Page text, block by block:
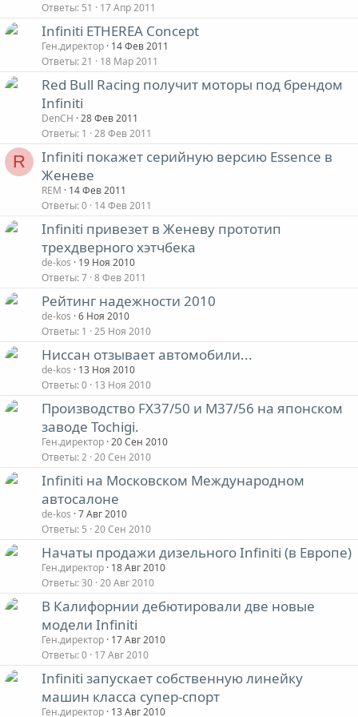
Ответы 51 17 Апр 2011
Infiniti ETHEREA Concept
Ген.директор 14 Фев 2011
Ответы 21 18 Мар 2011
Red Bull Racing получит моторы под брендом
Infiniti
DenCH 28 Фев 2011
Ответы 1 28 Фев 2011
R
Infiniti покажет серийную версию Essence в
Женеве
REM
14 Фев 2011
Ответы 0 14 Фев 2011
Infiniti привезет в Женеву прототип
трехдверного хэтчбека
de-kos
19 Ноя 2010
Ответы 7 8 Фев 2011
Рейтинг надежности 2010
de-kos 6 Ноя 2010
Ответы 1 25 Ноя 2010
Ниссан отзывает автомобили...
de-kos
13 Ноя 2010
Ответы 0 13 Ноя 2010
Производство FX37/50 и M37/56 на японском
заводе Tochigi.
Ген.директор 20 Сен 2010
Ответы 2 20 Сен 2010
Infiniti на Московском Международном
автосалоне
de-kos 7 Авг 2010
Ответы 5 20 Сен 2010
Начаты продажи дизельного Infiniti (в Европе)
Ген.директор 18 Авг 2010
Ответы 30 20 Авг 2010
В Калифорнии дебютировали две новые
модели Infiniti
Ген.директор 17 Авг 2010
Ответы 0 17 Авг 2010
Infiniti запускает собственную линейку
машин класса супер-спорт
Ген.директор 13 Авг 2010